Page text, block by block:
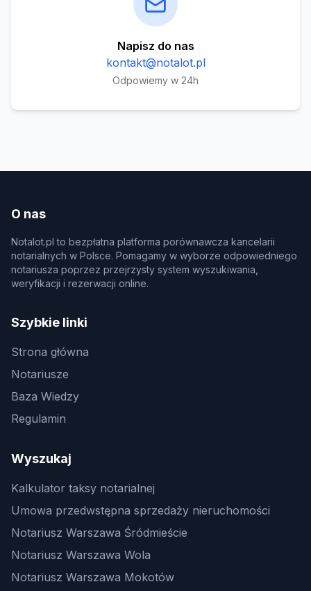
Napisz do nas
kontakt@notalot.pl
Odpowiemy w 24h
O nas
Notalot.pl to bezpłatna platforma porównawcza kancelarii
notarialnych w Polsce. Pomagamy w wyborze odpowiedniego
notariusza poprzez przejrzysty system wyszukiwania,
weryfikacji i rezerwacji online.
Szybkie linki
Strona główna
Notariusze
Baza Wiedzy
Regulamin
Wyszukaj
Kalkulator taksy notarialnej
Umowa przedwstępna sprzedaży nieruchomości
Notariusz Warszawa Śródmieście
Notariusz Warszawa Wola
Notariusz Warszawa Mokotów